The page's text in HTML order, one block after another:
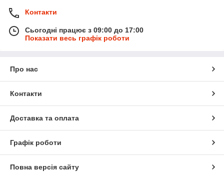
Контакти
Сьогодні працює з 09:00 до 17:00
Показати весь графік роботи
Про нас
Контакти
Доставка та оплата
Графік роботи
Повна версія сайту